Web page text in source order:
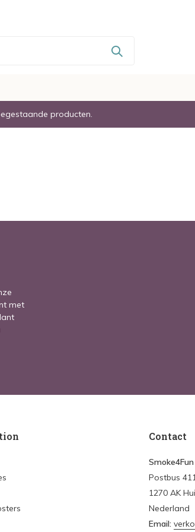
Voor 23:30 Besteld
producten.
met
Contact
Smoke4Fun
Postbus
1270 AK
Nederland
Email: